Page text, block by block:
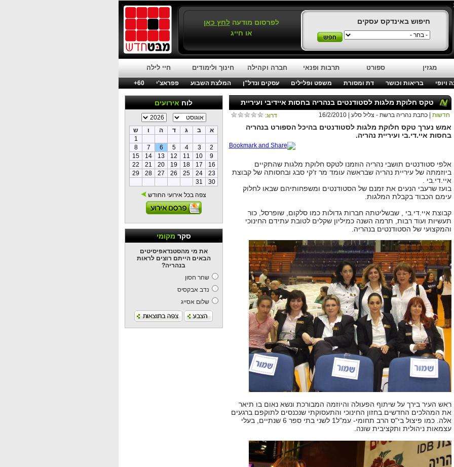
חיפוש באינדקס עסקים לפרסום מודעהלחץ כאן
או חייג
מגזין ספורט תרבות ופנאי חברה וקהילה חינוך ולימודים חיי לילה
ויופי בריאות וכושר דת ומסורת משפט ופלילים עסקים ונדל"ן המלצת השבוע פפראצ'י
60+
לוחאירועים
א ב ג ד ה ו
ש
1
2
3
4
5
6
7
8
9
10
11
12
13
14
15
16
17
18
19
20
21
22
23
24
25
26
27
28
29
30
31
צפה בכל אירועי החודש
סקרמקומי
את מי מהסטנדאפיסיטים
הבאים הייתם רוצים לראות
בנהריה?
שחר חסון
נדב אבקסיס
שלום אסייג
טקס חלוקת מלגות לסטודנטים בנהריה בחסות איידיבי ועיריית
נהריה
דרוג: חדשות | כתבת נהריה ברשת - צליל סלע | 16/2/2010
אמש נערך טקס חלוקת מלגות לסטודנטים בהיכל הספורט בנהריה
בחסות איי.די.בי ועיריית נהריה.
אלפי סטודנטים תושבי נהריה הוזמנו לטקס חלוקת מלגות שהתקיים
ביוזמתה של עיריית נהריה שבראשה עומד מר ז'קי סבג ובחסותה של קבוצת
איי.די.בי .
בועז שרעבי הנעים את זמנם של הסטודנטים ומשפחותיהם שבאו לחלוק
עימם הכבוד בקבלת המלגות.
קבוצת איי.די.בי , שבשליטתה חברות גדולות כמו סלקום, שופרסל, כור
תעשיות ועוד רבות, תרמה השנה כמיליון שקלים לטובת עתידם החינוכי
והמקצועי של הסטודנטים בנהריה.
ראש העיר בירך על שיתוף הפעולה והיוזמה המבורכת ונשא נאום בו תיאר
את המהלכים החדשים בחזון החינוכי והתעסוקתי שנכנסים לתוקפם ברגעים
אלה. כמו פיצול בי"ס הרב תחומי- עמ"ל1 לשני בתי ספר 6 שנתיים, בעלי
עצמאות ניהולית ותקציבית שונה.